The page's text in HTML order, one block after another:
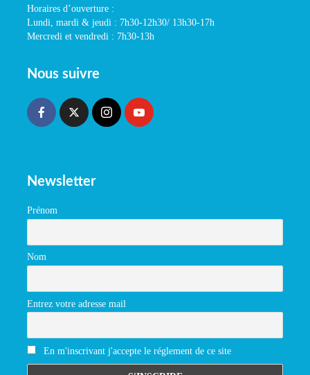
Horaires d’ouverture :
Lundi, mardi & jeudi : 7h30-12h30/ 13h30-17h
Mercredi et vendredi : 7h30-13h
Nous suivre
Newsletter
Prénom
Nom
Entrez votre adresse mail
En m'inscrivant j'accepte le réglement de ce site